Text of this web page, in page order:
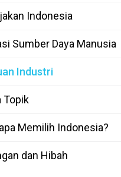
Indonesia
Sumber Daya Manusia
Industri
Topik
Memilih Indonesia?
dan Hibah